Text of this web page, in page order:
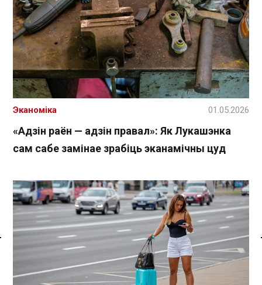
Спасылка без VPN
«Адзін раён — адзін правал»: Як Лукашэнка
сам сабе замінае зрабіць эканамічны цуд
Эканоміка 01.05.2026